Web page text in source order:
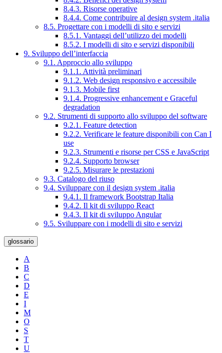
8.4.3. Risorse operative
8.4.4. Come contribuire al design system .italia
8.5. Progettare con i modelli di sito e servizi
8.5.1. Vantaggi dell’utilizzo dei modelli
8.5.2. I modelli di sito e servizi disponibili
9. Sviluppo dell’interfaccia
9.1. Approccio allo sviluppo
9.1.1. Attività preliminari
9.1.2. Web design responsivo e accessibile
9.1.3. Mobile first
9.1.4. Progressive enhancement e Graceful
degradation
9.2. Strumenti di supporto allo sviluppo del software
9.2.1. Feature detection
9.2.2. Verificare le feature disponibili con Can I
use
9.2.3. Strumenti e risorse per CSS e JavaScript
9.2.4. Supporto browser
9.2.5. Misurare le prestazioni
9.3. Catalogo del riuso
9.4. Sviluppare con il design system .italia
9.4.1. Il framework Bootstrap Italia
9.4.2. Il kit di sviluppo React
9.4.3. Il kit di sviluppo Angular
9.5. Sviluppare con i modelli di sito e servizi
glossario
A
B
C
D
E
I
M
O
S
T
U